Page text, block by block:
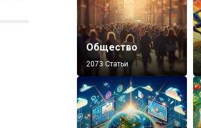
Общество
2073 Статьи